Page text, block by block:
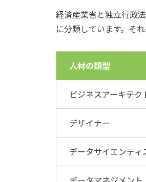
経済産業省と独立行政
に分類しています。そ
人材の類型
ビジネスアーキテク
デザイナー
データサイエンティ